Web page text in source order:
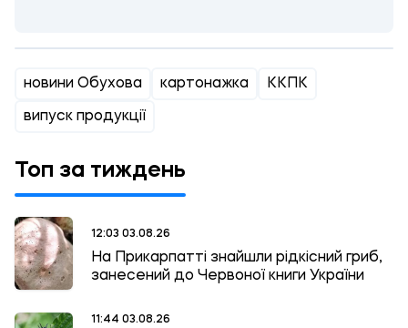
новини Обухова картонажка ККПК
випуск продукції
Топ за тиждень
12:03 03.08.26
На Прикарпатті знайшли рідкісний гриб,
занесений до Червоної книги України
11:44 03.08.26